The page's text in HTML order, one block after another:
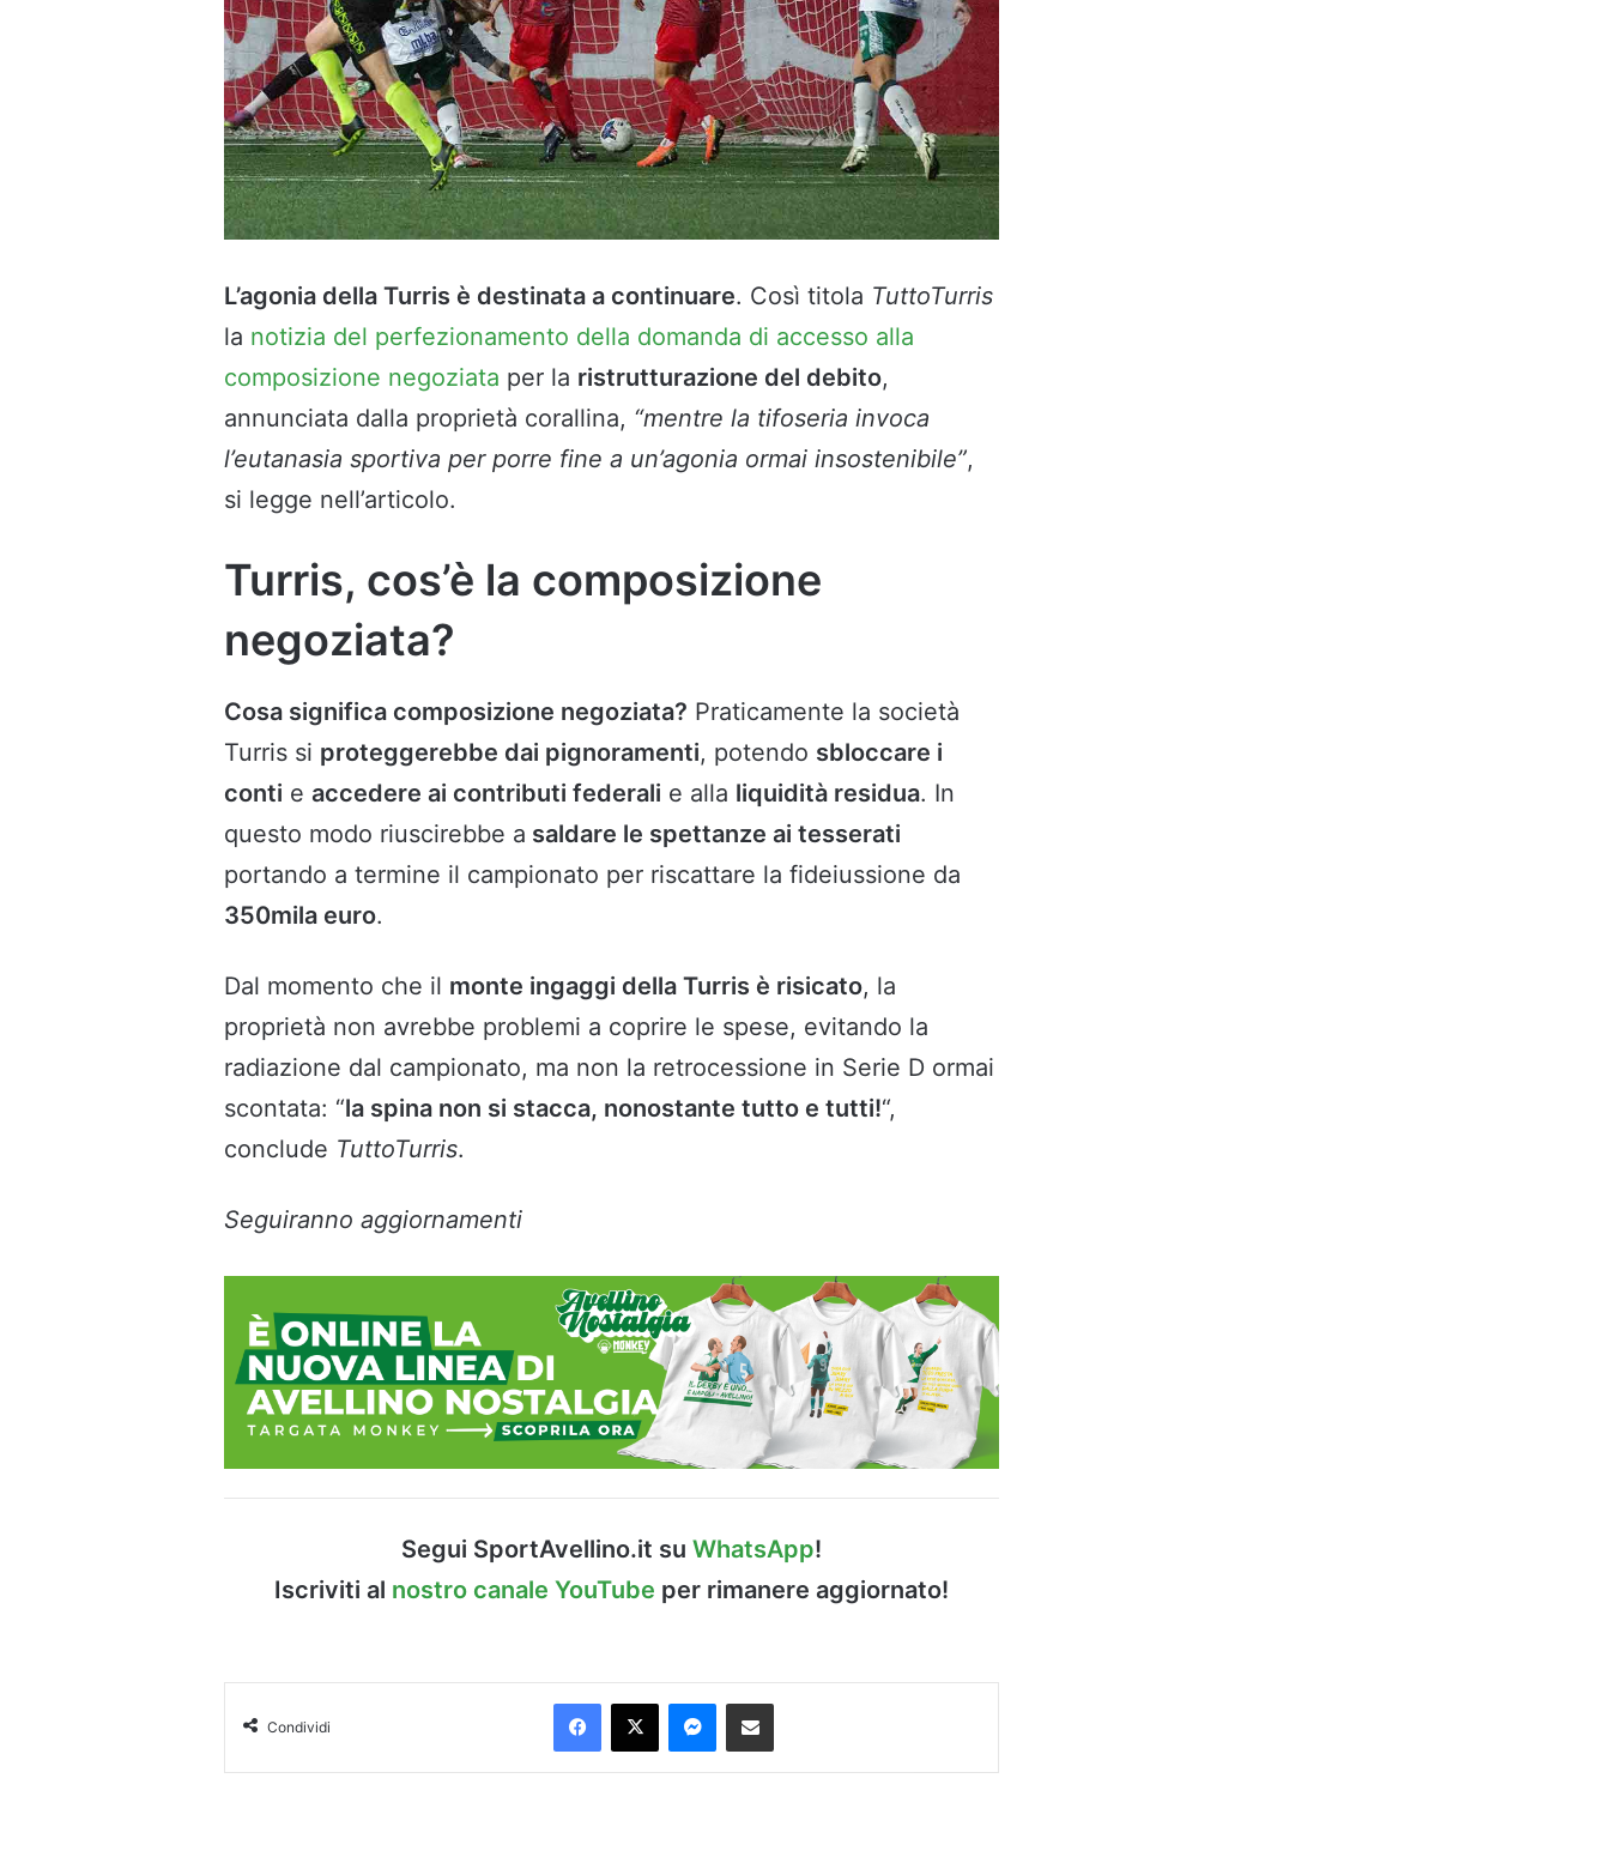
L’agonia della Turris è destinata a continuare. Così titola TuttoTurris
la notizia del perfezionamento della domanda di accesso alla
composizione negoziata per la ristrutturazione del debito,
annunciata dalla proprietà corallina, “mentre la tifoseria invoca
l’eutanasia sportiva per porre fine a un’agonia ormai insostenibile”,
si legge nell’articolo.
Turris, cos’è la composizione
negoziata?
Cosa significa composizione negoziata? Praticamente la società
Turris si proteggerebbe dai pignoramenti, potendo sbloccare i
conti e accedere ai contributi federali e alla liquidità residua. In
questo modo riuscirebbe a saldare le spettanze ai tesserati
portando a termine il campionato per riscattare la fideiussione da
350mila euro.
Dal momento che il monte ingaggi della Turris è risicato, la
proprietà non avrebbe problemi a coprire le spese, evitando la
radiazione dal campionato, ma non la retrocessione in Serie D ormai
scontata: “la spina non si stacca, nonostante tutto e tutti!“,
conclude TuttoTurris.
Seguiranno aggiornamenti
Segui SportAvellino.it su WhatsApp!
Iscriviti al nostro canale YouTube per rimanere aggiornato!
Condividi
Facebook
X Messenger
Condividi via Email